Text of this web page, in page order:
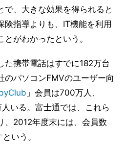
で、大きな効果を得られると
険指導よりも、IT機能を利用
がわかったという。
た携帯電話はすでに182万台
のパソコンFMVのユーザー向
」会員は700万人、
いる。富士通では、これら
、2012年度末には、会員数
いう。